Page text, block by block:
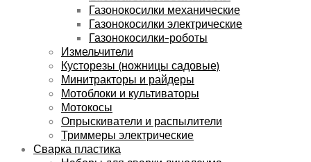
Газонокосилки механические
Газонокосилки электрические
Газонокосилки-роботы
Измельчители
Кусторезы (ножницы садовые)
Минитракторы и райдеры
Мотоблоки и культиваторы
Мотокосы
Опрыскиватели и распылители
Триммеры электрические
Сварка пластика